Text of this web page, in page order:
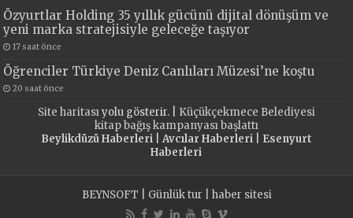
Özyurtlar Holding 35 yıllık gücünü dijital dönüşüm ve
yeni marka stratejisiyle geleceğe taşıyor
17 saat önce
Öğrenciler Türkiye Deniz Canlıları Müzesi’ne koştu
20 saat önce
Site haritasıyolu gösterir. | Küçükçekmece Belediyesi
kitap bağış kampanyası başlattı
Beylikdüzü Haberleri| Avcılar Haberleri| Esenyurt
Haberleri
BEYNSOFT Günlük tur haber sitesi